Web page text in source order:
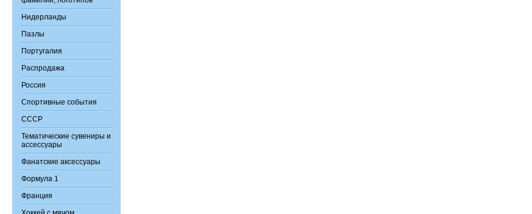
Нидерланды
Пазлы
Португалия
Распродажа
Россия
Спортивные события
СССР
Тематические сувениры и
ассессуары
Фанатские аксессуары
Формула 1
Франция